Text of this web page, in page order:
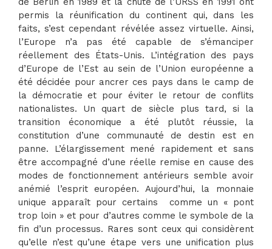
permis la réunification du continent qui, dans les
faits, s’est cependant révélée assez virtuelle. Ainsi,
l’Europe n’a pas été capable de s’émanciper
réellement des États-Unis. L’intégration des pays
d’Europe de l’Est au sein de l’Union européenne a
été décidée pour ancrer ces pays dans le camp de
la démocratie et pour éviter le retour de conflits
nationalistes. Un quart de siècle plus tard, si la
transition économique a été plutôt réussie, la
constitution d’une communauté de destin est en
panne. L’élargissement mené rapidement et sans
être accompagné d’une réelle remise en cause des
modes de fonctionnement antérieurs semble avoir
anémié l’esprit européen. Aujourd’hui, la monnaie
unique apparaît pour certains comme un « pont
trop loin » et pour d’autres comme le symbole de la
fin d’un processus. Rares sont ceux qui considèrent
qu’elle n’est qu’une étape vers une unification plus